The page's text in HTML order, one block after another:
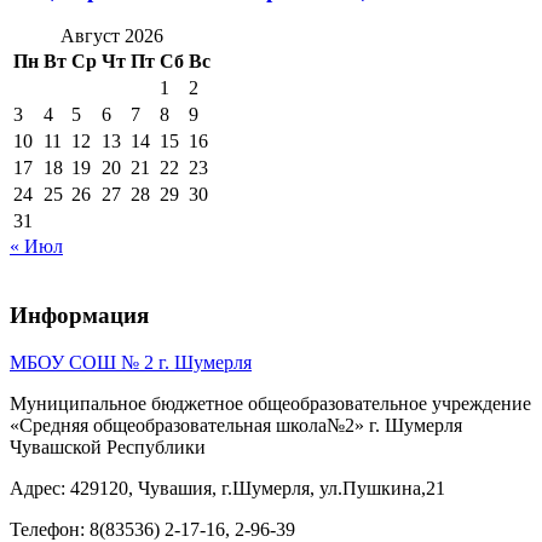
Август 2026
Пн Вт Ср Чт Пт Сб Вс
1
2
3
4 5 6 7 8
9
10 11 12 13 14 15 16
17 18 19 20 21 22 23
24 25 26 27 28 29 30
31
« Июл
Информация
МБОУ СОШ № 2 г. Шумерля
Муниципальное бюджетное общеобразовательное учреждение
«Средняя общеобразовательная школа№2» г. Шумерля
Чувашской Республики
Адрес: 429120, Чувашия, г.Шумерля, ул.Пушкина,21
Телефон: 8(83536) 2-17-16, 2-96-39